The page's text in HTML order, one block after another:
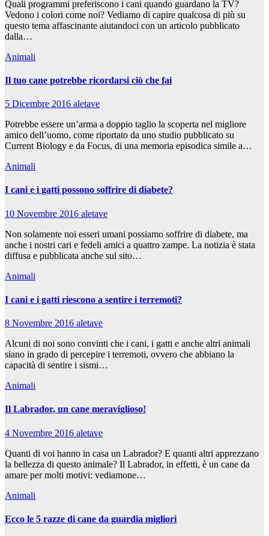
Quali programmi preferiscono i cani quando guardano la TV?
Vedono i colori come noi? Vediamo di capire qualcosa di più su
questo tema affascinante aiutandoci con un articolo pubblicato
dalla…
Animali
Il tuo cane potrebbe ricordarsi ciò che fai
5 Dicembre 2016 aletave
Potrebbe essere un’arma a doppio taglio la scoperta nel migliore
amico dell’uomo, come riportato da uno studio pubblicato su
Current Biology e da Focus, di una memoria episodica simile a…
Animali
I cani e i gatti possono soffrire di diabete?
10 Novembre 2016 aletave
Non solamente noi esseri umani possiamo soffrire di diabete, ma
anche i nostri cari e fedeli amici a quattro zampe. La notizia è stata
diffusa e pubblicata anche sul sito…
Animali
I cani e i gatti riescono a sentire i terremoti?
8 Novembre 2016 aletave
Alcuni di noi sono convinti che i cani, i gatti e anche altri animali
siano in grado di percepire i terremoti, ovvero che abbiano la
capacità di sentire i sismi…
Animali
Il Labrador, un cane meraviglioso!
4 Novembre 2016 aletave
Quanti di voi hanno in casa un Labrador? E quanti altri apprezzano
la bellezza di questo animale? Il Labrador, in effetti, è un cane da
amare per molti motivi: vediamone…
Animali
Ecco le 5 razze di cane da guardia migliori